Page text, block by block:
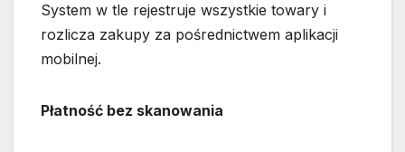
System w tle rejestruje wszystkie towary i
rozlicza zakupy za pośrednictwem aplikacji
mobilnej.
Płatność bez skanowania